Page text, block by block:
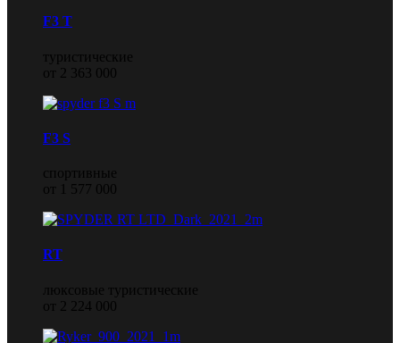
F3 T
туристические
от 2 363 000
F3 S
спортивные
от 1 577 000
RT
люксовые туристические
от 2 224 000